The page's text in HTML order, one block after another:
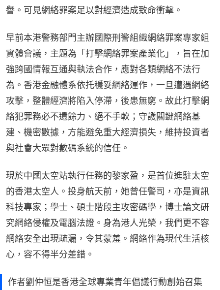
譽。可見網絡罪案足以對經濟造成致命衝擊。
早前本港警務部門主辦國際刑警組織網絡罪案專家組
實體會議，主題為「打擊網絡罪案產業化」，旨在加
強跨國情報互通與執法合作，應對各類網絡不法行
為。香港金融體系依托穩妥網絡運作，一旦遭遇網絡
攻擊，整體經濟將陷入停滯，後患無窮。故此打擊網
絡犯罪務必不遺餘力、絕不手軟；守護關鍵網絡基
建、機密數據，方能避免重大經濟損失，維持投資者
與社會大眾對數碼系統的信任。
現於中國太空站執行任務的黎家盈，是首位進駐太空
的香港太空人。投身航天前，她曾任警司，亦是資訊
科技專家；學士、碩士階段主攻密碼學，博士論文研
究網絡侵權及電腦法證。身為港人光榮，我們更不容
網絡安全出現疏漏，令其蒙羞。網絡作為現代生活核
心，容不得半分差錯。
作者劉仲恒是香港全球專業青年倡議行動創始召集